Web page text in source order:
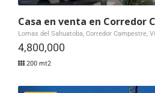
Casa en venta en Corredor
Lomas del Sahuatoba, Corredor Campestre,
4,800,000
200 mt2